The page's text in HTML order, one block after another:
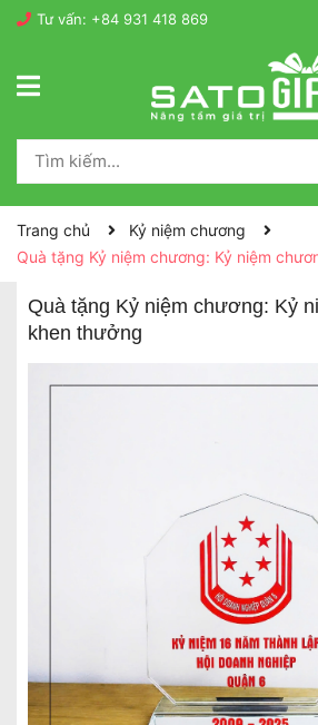
Tư vấn: +84 931 418 869
Trang chủ
Kỷ niệm chương
Quà tặng Kỷ niệm chương: Kỷ niệm
Quà tặng Kỷ niệm chương: Kỷ
khen thưởng